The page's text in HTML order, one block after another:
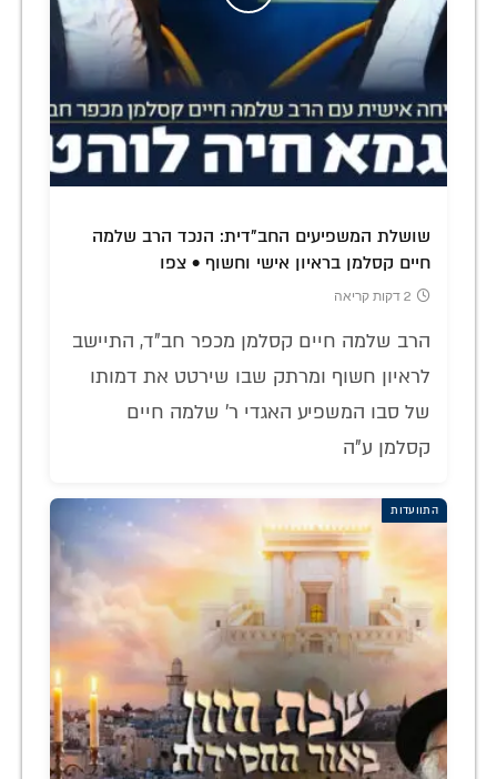
שושלת המשפיעים החב"דית: הנכד הרב שלמה
חיים קסלמן בראיון אישי וחשוף • צפו
2 דקות קריאה
הרב שלמה חיים קסלמן מכפר חב"ד, התיישב
לראיון חשוף ומרתק שבו שירטט את דמותו
של סבו המשפיע האגדי ר' שלמה חיים
קסלמן ע"ה
התוועדות